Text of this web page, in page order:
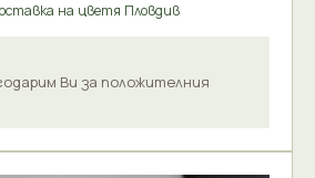
на цветя Пловдив
Ви за положителния